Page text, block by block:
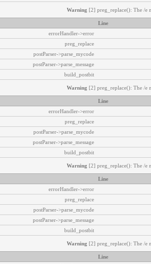
Warning [2] preg_replace(): The /e
Line
errorHandler->error
preg_replace
postParser->parse_mycode
postParser->parse_message
build_postbit
Warning [2] preg_replace(): The /e
Line
errorHandler->error
preg_replace
postParser->parse_mycode
postParser->parse_message
build_postbit
Warning [2] preg_replace(): The /e
Line
errorHandler->error
preg_replace
postParser->parse_mycode
postParser->parse_message
build_postbit
Warning [2] preg_replace(): The /e
Line